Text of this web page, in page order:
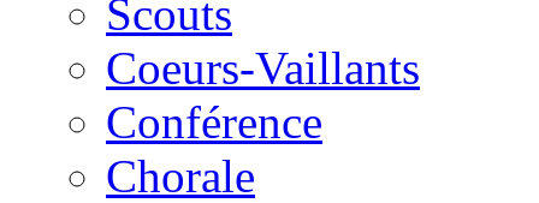
Scouts
Coeurs-Vaillants
Conférence
Chorale